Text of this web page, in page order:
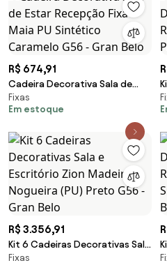
R$ 674,91
Cadeira Decorativa Sala de
Estar Recepção Fixa Maia PU
Sintético Caramelo G56 - Gran
Fixas
Em estoque
R$ 3.356,91
Kit 6 Cadeiras Decorativas Sala
e Escritório Zion Madeira
Fixas